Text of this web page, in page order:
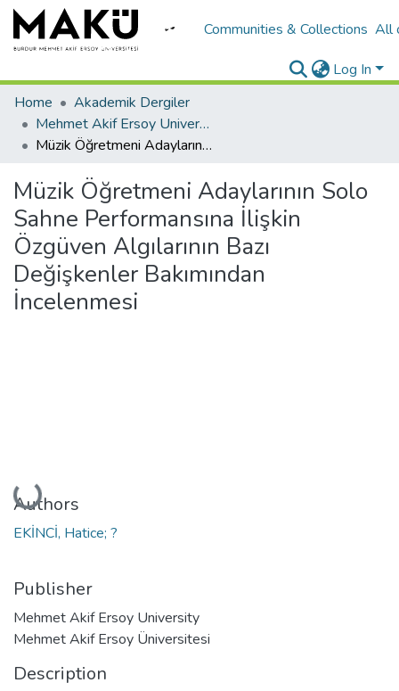
Communities & Collections All
Log In
Home
Akademik Dergiler
Mehmet Akif Ersoy University Journal of The Institute of Educational Sciences
Müzik Öğretmeni Adaylarının Solo Sahne Performansına İlişkin Özgüven Algılarının Bazı Değişkenler Bakımından İncelenmesi
Müzik Öğretmeni Adaylarının Solo
Sahne Performansına İlişkin
Özgüven Algılarının Bazı
Değişkenler Bakımından
İncelenmesi
Loading...
Authors
EKİNCİ, Hatice; ?
Publisher
Mehmet Akif Ersoy University
Mehmet Akif Ersoy Üniversitesi
Description